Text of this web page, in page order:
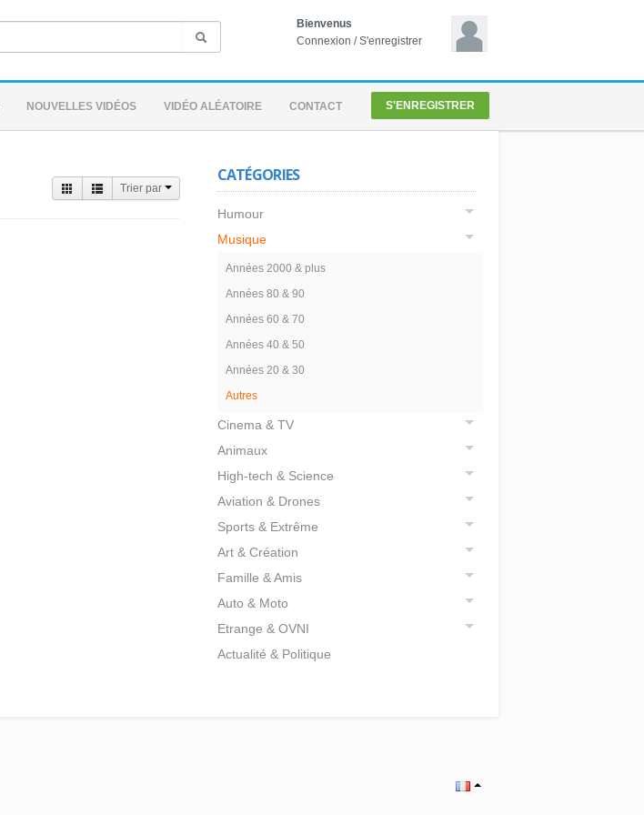
Bienvenus
Connexion /S'enregistrer
NOUVELLES VIDÉOS VIDÉO ALÉATOIRE CONTACT S'ENREGISTRER
Trier par
CATÉGORIES
Humour
Musique
Années 2000 & plus
Années 80 & 90
Années 60 & 70
Années 40 & 50
Années 20 & 30
Autres
Cinema & TV
Animaux
High-tech & Science
Aviation & Drones
Sports & Extrême
Art & Création
Famille & Amis
Auto & Moto
Etrange & OVNI
Actualité & Politique